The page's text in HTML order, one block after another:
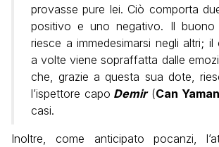
provasse pure lei. Ciò comporta
positivo e uno negativo. Il
riesce a immedesimarsi negli altri;
a volte viene sopraffatta dalle
che, grazie a questa sua dote,
l’ispettore capo Demir (Can Yaman
casi.
Inoltre, come anticipato pocanzi,